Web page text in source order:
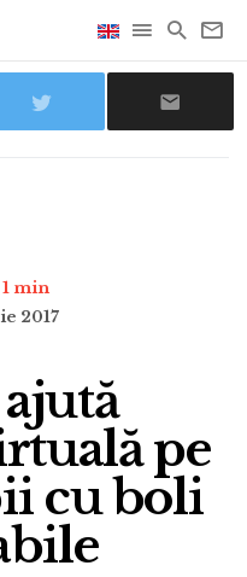
min
2017
pe
cu boli